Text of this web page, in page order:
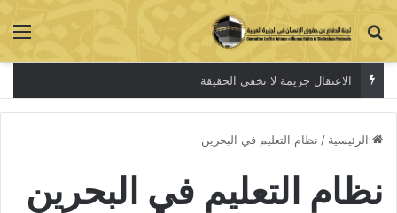
بحث عن
الاعتقال جريمة لا تخفي الحقيقة
الرئيسية / نظام التعليم في البحرين
نظام التعليم في البحرين